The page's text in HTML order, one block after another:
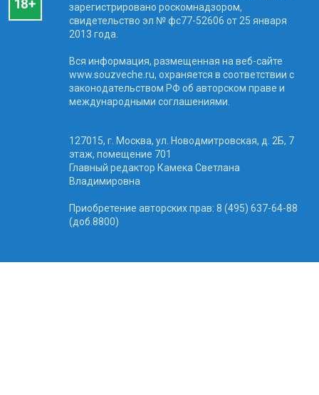
зарегистрировано роскомнадзором,
свидетельство эл № фc77-52606 от 25 января
2013 года.
Вся информация, размещенная на веб-сайте
www.souzveche.ru, охраняется в соответствии с
законодательством РФ об авторском праве и
международными соглашениями.
127015, г. Москва, ул. Новодмитровская, д. 2Б, 7
этаж, помещение 701
Главный редактор Камека Светлана
Владимировна
Приобретение авторских прав: 8 (495) 637-64-88
(доб.8800)